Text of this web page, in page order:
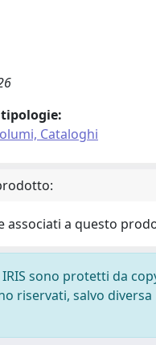
Cataloghi
associati a questo
sono protetti da
riservati, salvo diversa